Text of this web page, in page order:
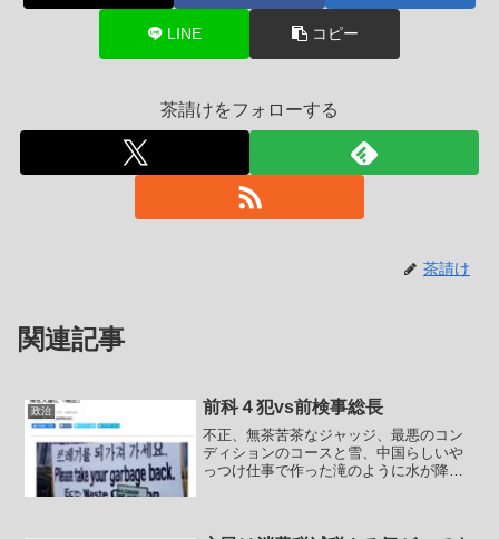
LINE コピー
茶請けをフォローする
茶請け
関連記事
政治 前科４犯vs前検事総長
不正、無茶苦茶なジャッジ、最悪のコン
ディションのコースと雪、中国らしいや
っつけ仕事で作った滝のように水が降っ